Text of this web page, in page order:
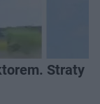
Straty